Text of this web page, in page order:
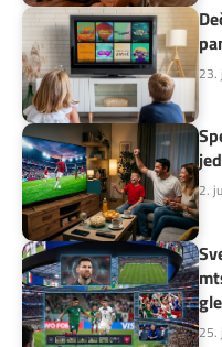
23.
2.
25.